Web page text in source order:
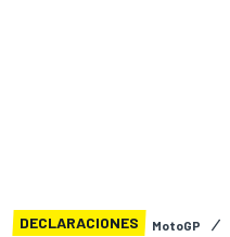
DECLARACIONES MotoGP